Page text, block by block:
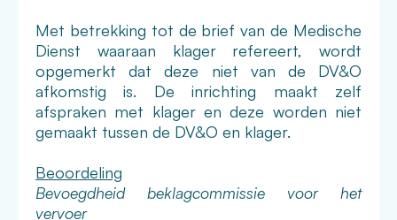
Met betrekking tot de brief van de Medische
Dienst waaraan klager refereert, wordt
opgemerkt dat deze niet van de DV&O
afkomstig is. De inrichting maakt zelf
afspraken met klager en deze worden niet
gemaakt tussen de DV&O en klager.
Beoordeling
Bevoegdheid beklagcommissie voor het
vervoer